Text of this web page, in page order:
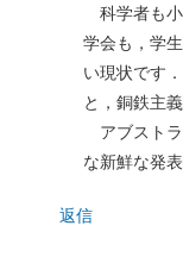
科学者も小
学会も，学
い現状です
と，銅鉄主
アブストラ
な新鮮な発
返信